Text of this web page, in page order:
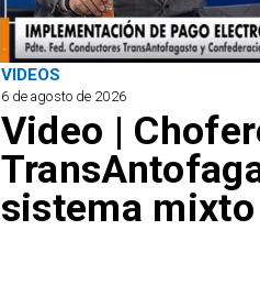
VIDEOS
6 de agosto de 2026
Video |
sistema